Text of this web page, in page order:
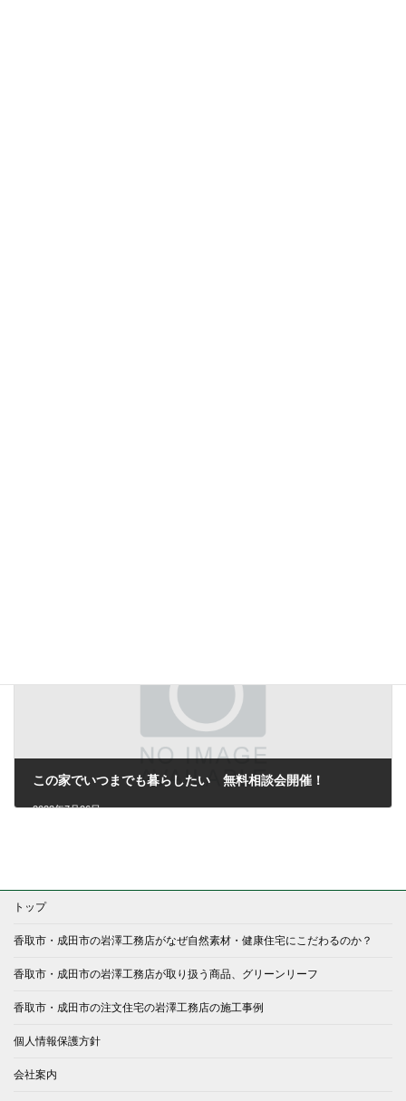
この家でいつまでも暮らしたい 無料相談会開催！
2023年7月26日
トップ
香取市・成田市の岩澤工務店がなぜ自然素材・健康住宅にこだわるのか？
香取市・成田市の岩澤工務店が取り扱う商品、グリーンリーフ
香取市・成田市の注文住宅の岩澤工務店の施工事例
個人情報保護方針
会社案内